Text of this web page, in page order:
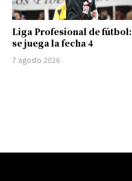
Liga Profesional de fútbol:
se juega la fecha 4
7 agosto 2026